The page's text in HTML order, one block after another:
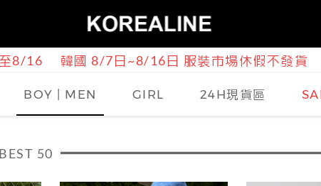
8/16 韓國 8/7日~8/16日 服裝市場休假不發貨
BOY | MEN GIRL 24H現貨區
50